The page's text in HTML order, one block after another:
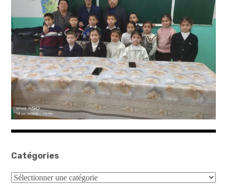
workshops & ateliers
Catégories
Catégories